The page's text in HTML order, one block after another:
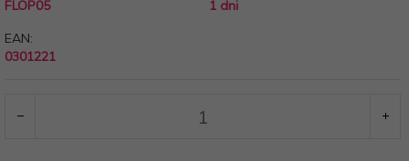
FLOP05
1 dni
EAN:
0301221